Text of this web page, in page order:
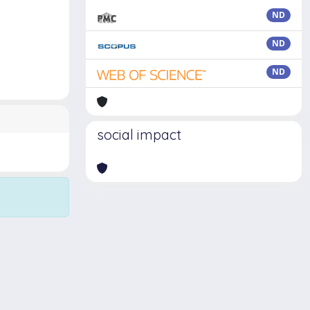
ND
ND
ND
social impact